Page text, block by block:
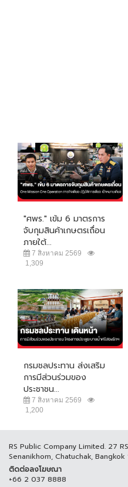
"ศพร." เข้ม 6 มาตรการ
จับกุมสินค้าเกษตรเถื่อน
ภายใต้...
7 สิงหาคม 2569
1,309
กรมชลประทาน ส่งเสริม
การมีส่วนร่วมของ
ประชาชน...
7 สิงหาคม 2569
1,200
RS Public Company Limited. 27
Senanikhom, Chatuchak,
ติดต่อลงโฆษณา
+66 2 037 8888